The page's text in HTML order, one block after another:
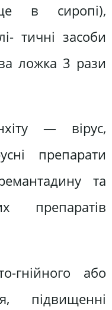
в сиропі),
тичні засоби
ложка 3 рази
— вірус,
препарати
та
препаратів
гнійного або
підвищенні